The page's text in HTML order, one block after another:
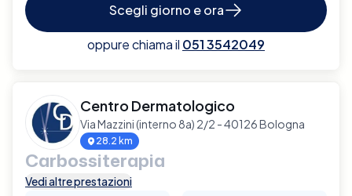
Scegli giorno e ora
oppure chiama il 051 3542049
Centro Dermatologico
Via Mazzini (interno 8a) 2/2 - 40126 Bologna
28.2 km
Carbossiterapia
Vedi altre prestazioni